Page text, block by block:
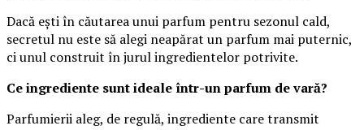
Dacă ești în căutarea unui parfum pentru sezonul cald,
secretul nu este să alegi neapărat un parfum mai puternic,
ci unul construit în jurul ingredientelor potrivite.
Ce ingrediente sunt ideale într-un parfum de vară?
Parfumierii aleg, de regulă, ingrediente care transmit